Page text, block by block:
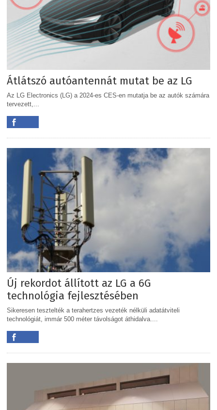
Átlátszó autóantennát mutat be az LG
Az LG Electronics (LG) a 2024-es CES-en mutatja be az autók számára
tervezett,...
Új rekordot állított az LG a 6G
technológia fejlesztésében
Sikeresen tesztelték a terahertzes vezeték nélküli adatátviteli
technológiát, immár 500 méter távolságot áthidalva....